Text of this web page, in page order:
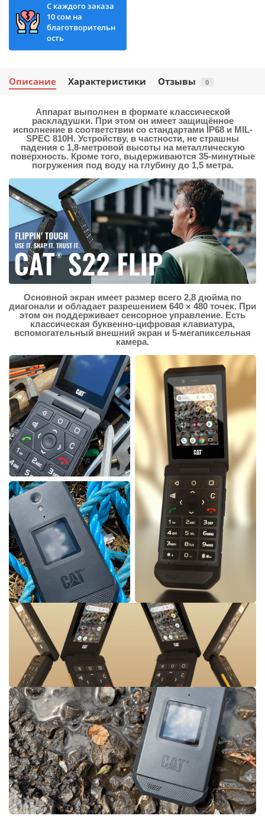
С каждого заказа
10 сом на
благотворительн
ость
Описание Характеристики Отзывы 0
Аппарат выполнен в формате классической
раскладушки. При этом он имеет защищённое
исполнение в соответствии со стандартами IP68 и MIL-
SPEC 810H. Устройству, в частности, не страшны
падения с 1,8-метровой высоты на металлическую
поверхность. Кроме того, выдерживаются 35-минутные
погружения под воду на глубину до 1,5 метра.
Основной экран имеет размер всего 2,8 дюйма по
диагонали и обладает разрешением 640 × 480 точек. При
этом он поддерживает сенсорное управление. Есть
классическая буквенно-цифровая клавиатура,
вспомогательный внешний экран и 5-мегапиксельная
камера.